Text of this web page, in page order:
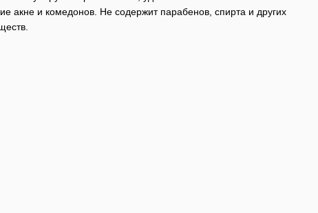
акне и комедонов. Не содержит парабенов, спирта и других